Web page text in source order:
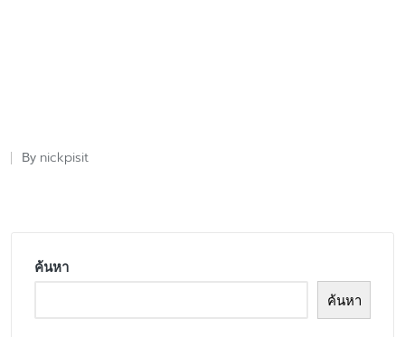
Posted
By nickpisit
ค้นหา
ค้นหา